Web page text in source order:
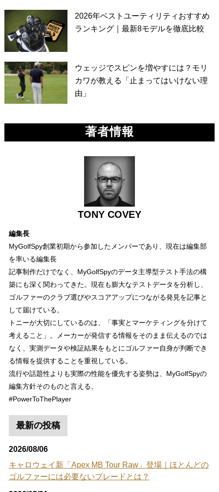
2026年ベストユーティリティおすすめ
ランキング｜最新8モデルを徹底比較
ウェッジでスピンを増やすには？モリ
カワが教える「止まってはいけない理
由」
著者情報
TONY COVEY
編集長
MyGolfSpy創業初期から参加したメンバーであり、現在は編集部
を率いる編集長
記事制作だけでなく、MyGolfSpyのデータ主導型テスト手法の構
築にも深く関わってきた。現在も膨大なテストデータを分析し、
ゴルファーのクラブ選びやスコアアップにつながる発見を記事と
して届けている。
トニーが大切にしているのは、「事実とマーケティングを分けて
考えること」。メーカーが発信する情報をそのまま伝えるのでは
なく、実測データや検証結果をもとにゴルファー自身が判断でき
る情報を提供することを重視している。
流行や話題性よりも実際の性能を優先する姿勢は、MyGolfSpyの
編集方針そのものと言える。
#PowerToThePlayer
最新の投稿
2026/08/06
キャロウェイ新「Apex MB Tour Raw」登場｜ほとんどの
ゴルファーには必要ないブレードとは？